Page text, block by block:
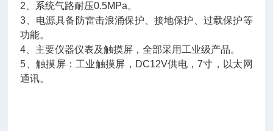
2、系统气路耐压0.5MPa。
3、电源具备防雷击浪涌保护、接地保护、过载保护等
功能。
4、主要仪器仪表及触摸屏，全部采用工业级产品。
5、触摸屏：工业触摸屏，DC12V供电，7寸，以太网
通讯。